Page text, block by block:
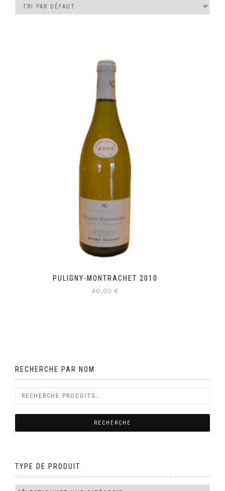
PULIGNY-MONTRACHET 2010
40,00 €
RECHERCHE PAR NOM
TYPE DE PRODUIT